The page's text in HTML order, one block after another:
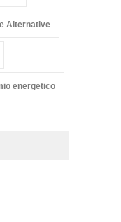
Alternative
energetico